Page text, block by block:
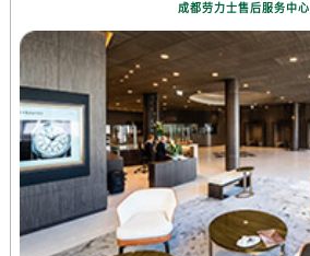
成都劳力士售后服务中心